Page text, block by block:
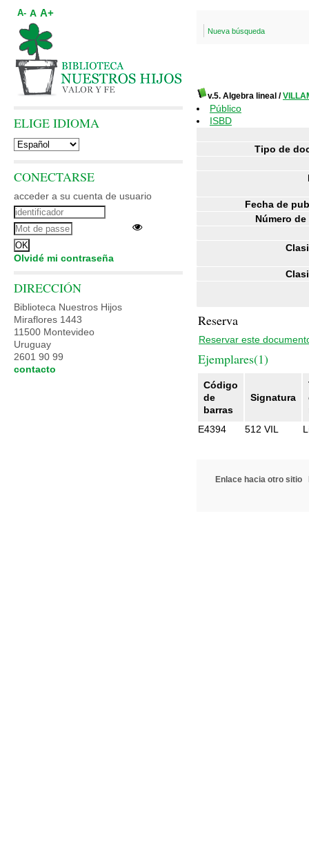
Nueva búsqueda
v.5. Algebra lineal /
Público
ISBD
Tipo de
Fecha de
Número
Reserva
Reservar este
Ejemplares(1)
Código
de
barras
Signatura
E4394
512 VIL
Enlace hacia otro sitio
A- A A+
ELIGE IDIOMA
CONECTARSE
acceder a su cuenta de usuario
Olvidé mi contraseña
DIRECCIÓN
Biblioteca Nuestros Hijos
Miraflores 1443
11500 Montevideo
Uruguay
2601 90 99
contacto